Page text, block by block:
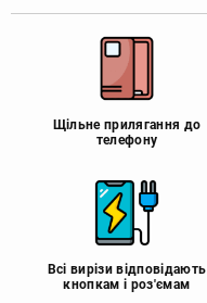
Щільне прилягання до
телефону
Всі вирізи відповідають
кнопкам і роз'ємам